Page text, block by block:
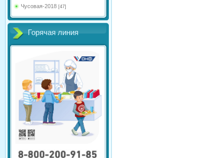
Чусовая-2018 [47]
Горячая линия